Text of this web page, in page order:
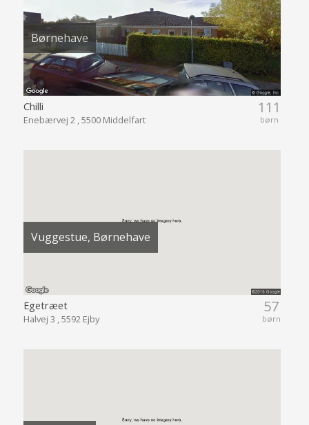
Børnehave
111
børn
Chilli
Enebærvej 2 , 5500 Middelfart
Vuggestue, Børnehave
57
børn
Egetræet
Halvej 3 , 5592 Ejby